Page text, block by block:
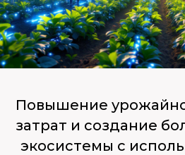
Повышение
затрат и создание
экосистемы с